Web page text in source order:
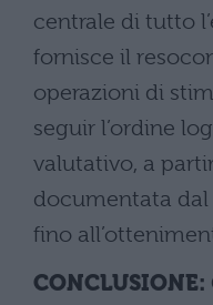
centrale di tutto
fornisce il
operazioni di
seguir l’ordine
valutativo, a
documentata
fino
CONCLUSIONE: